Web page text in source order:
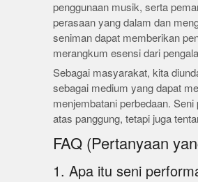
penggunaan musik, serta
perasaan yang dalam dan
seniman dapat memberikan
merangkum esensi dari
Sebagai masyarakat, kita
sebagai medium yang dapat
menjembatani perbedaan.
atas panggung, tetapi juga
FAQ (Pertanyaan
1. Apa itu seni